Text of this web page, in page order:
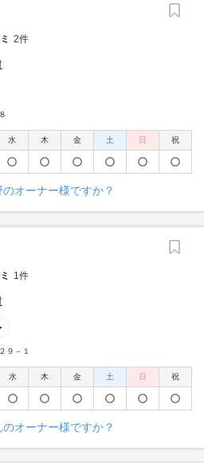
2件
水 木 金 土 日 祝
オーナー様ですか？
1件
９－１
水 木 金 土 日 祝
オーナー様ですか？